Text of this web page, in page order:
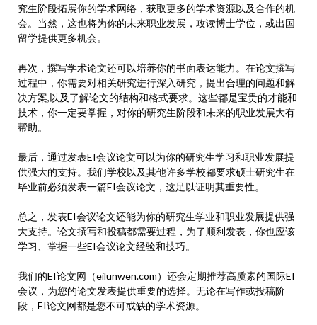
究生阶段拓展你的学术网络，获取更多的学术资源以及合作的机
会。当然，这也将为你的未来职业发展，攻读博士学位，或出国
留学提供更多机会。
再次，撰写学术论文还可以培养你的书面表达能力。在论文撰写
过程中，你需要对相关研究进行深入研究，提出合理的问题和解
决方案,以及了解论文的结构和格式要求。这些都是宝贵的才能和
技术，你一定要掌握，对你的研究生阶段和未来的职业发展大有
帮助。
最后，通过发表EI会议论文可以为你的研究生学习和职业发展提
供强大的支持。我们学校以及其他许多学校都要求硕士研究生在
毕业前必须发表一篇EI会议论文，这足以证明其重要性。
总之，发表EI会议论文还能为你的研究生学业和职业发展提供强
大支持。论文撰写和投稿都需要过程，为了顺利发表，你也应该
学习、掌握一些EI会议论文经验和技巧。
我们的EI论文网（eilunwen.com）还会定期推荐高质素的国际EI
会议，为您的论文发表提供重要的选择。无论在写作或投稿阶
段，EI论文网都是您不可或缺的学术资源。